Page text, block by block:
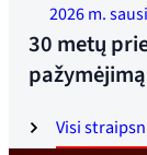
Visi
2026 m.
30 metų
pažymėjimą